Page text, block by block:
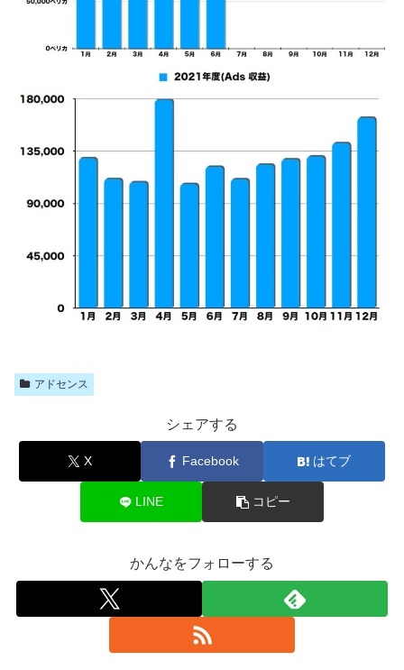
アドセンス
シェアする
X Facebook はてブ
LINE コピー
かんなをフォローする